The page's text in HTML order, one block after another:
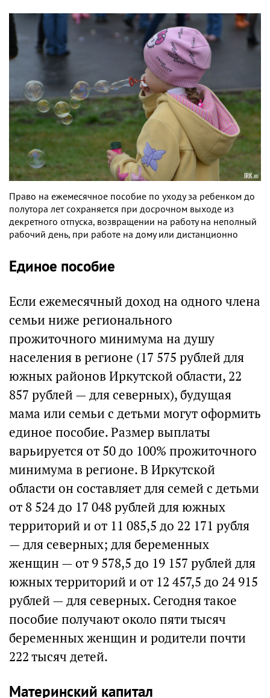
Право на ежемесячное пособие по уходу за ребенком до
полутора лет сохраняется при досрочном выходе из
декретного отпуска, возвращении на работу на неполный
рабочий день, при работе на дому или дистанционно
Единое пособие
Если ежемесячный доход на одного члена
семьи ниже регионального
прожиточного минимума на душу
населения в регионе (17 575 рублей для
южных районов Иркутской области, 22
857 рублей — для северных), будущая
мама или семьи с детьми могут оформить
единое пособие. Размер выплаты
варьируется от 50 до 100% прожиточного
минимума в регионе. В Иркутской
области он составляет для семей с детьми
от 8 524 до 17 048 рублей для южных
территорий и от 11 085,5 до 22 171 рубля
— для северных; для беременных
женщин — от 9 578,5 до 19 157 рублей для
южных территорий и от 12 457,5 до 24 915
рублей — для северных. Сегодня такое
пособие получают около пяти тысяч
беременных женщин и родители почти
222 тысяч детей.
Материнский капитал